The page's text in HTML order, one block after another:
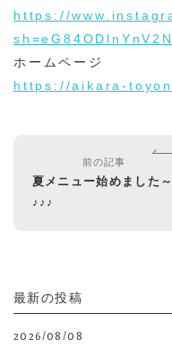
https://
ホームページ
https://aikara-
前の記事
夏メニュー始めました～
♪♪♪
最新の投稿
2026/08/08